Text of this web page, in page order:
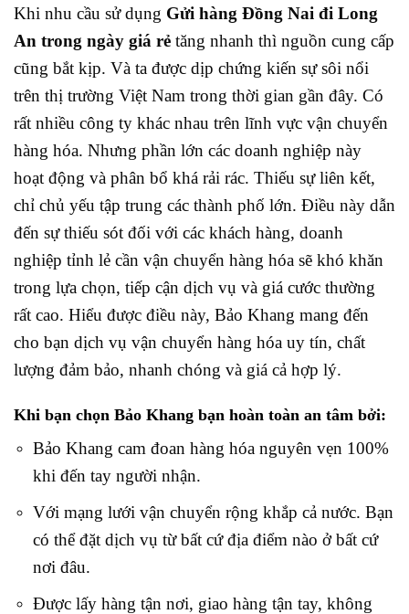
Khi nhu cầu sử dụng Gửi hàng Đồng Nai đi Long
An trong ngày giá rẻ tăng nhanh thì nguồn cung cấp
cũng bắt kịp. Và ta được dịp chứng kiến sự sôi nổi
trên thị trường Việt Nam trong thời gian gần đây. Có
rất nhiều công ty khác nhau trên lĩnh vực vận chuyển
hàng hóa. Nhưng phần lớn các doanh nghiệp này
hoạt động và phân bổ khá rải rác. Thiếu sự liên kết,
chỉ chủ yếu tập trung các thành phố lớn. Điều này dẫn
đến sự thiếu sót đối với các khách hàng, doanh
nghiệp tỉnh lẻ cần vận chuyển hàng hóa sẽ khó khăn
trong lựa chọn, tiếp cận dịch vụ và giá cước thường
rất cao. Hiểu được điều này, Bảo Khang mang đến
cho bạn dịch vụ vận chuyển hàng hóa uy tín, chất
lượng đảm bảo, nhanh chóng và giá cả hợp lý.
Khi bạn chọn Bảo Khang bạn hoàn toàn an tâm bởi:
Bảo Khang cam đoan hàng hóa nguyên vẹn 100%
khi đến tay người nhận.
Với mạng lưới vận chuyển rộng khắp cả nước. Bạn
có thể đặt dịch vụ từ bất cứ địa điểm nào ở bất cứ
nơi đâu.
Được lấy hàng tận nơi, giao hàng tận tay, không